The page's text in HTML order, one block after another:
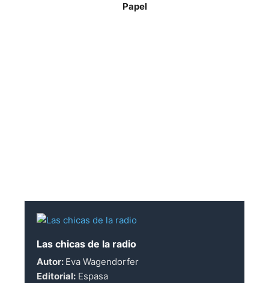
Papel
Las chicas de la radio
Autor: Eva Wagendorfer
Editorial: Espasa